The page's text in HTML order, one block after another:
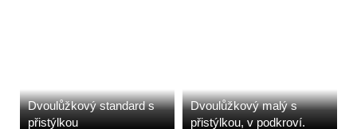
Dvoulůžkový standard s
přistýlkou
Dvoulůžkový malý s
přistýlkou, v podkroví.